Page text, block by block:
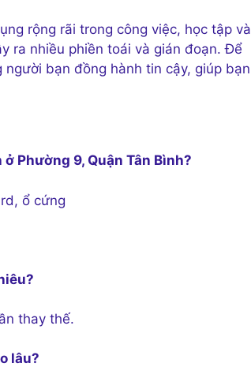
rộng rãi trong công việc, học tập và
ra nhiều phiền toái và gián đoạn. Để
bạn đồng hành tin cậy, giúp bạn
Phường 9, Quận Tân Bình?
ổ cứng
thay thế.
lâu?